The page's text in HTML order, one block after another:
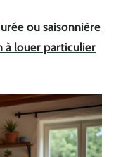
ou saisonnière
à louer particulier